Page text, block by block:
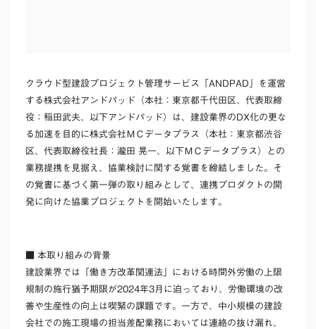
クラウド型建設プロジェクト管理サービス「 ANDPAD 」を運営
する株式会社アンドパッド（本社：東京都千代田区、代表取締
役：稲田武夫、以下アンドパッド）は、建設業界のDX化の更な
る加速を目的に株式会社 ＭＣ データプラス（本社：東京都渋谷
区、代表取締役社長： 瀧田 晃一、以下ＭＣ データプラス）との
業務提携を見据え、協業検討に関する覚書を締結しました。そ
の覚書に基づく第一弾の取り組みとして、連携プロダクトの開
発に向けた協業プロジェクトを開始いたします。
本取り組みの背景
建設業界では「働き方改革関連法」における時間外労働の上限
規制の施行猶予期限が2024年3月に迫っており、労働環境の改
善や生産性の向上は喫緊の課題です。一方で、中小規模の建設
会社での施工現場の担当差配業務においては連絡の抜け漏れ、